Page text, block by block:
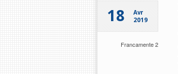
18
Avr
2019
Francamente 2